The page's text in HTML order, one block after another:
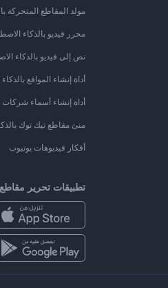
مولد المقاطع المتحركة
محرر فيديو بالذكاء
نص إلى فيديو بالذكاء
أداة إنشاء المواقع
أداة إنشاء أسماء شركات
منئ مقاطع تيك توك
أفكار فيديوهات يوتيوب
تطبيقات تحرير مقاطع